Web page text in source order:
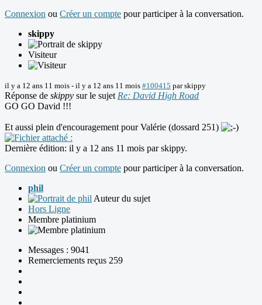
Connexion ou Créer un compte pour participer à la conversation.
skippy
Visiteur
il y a 12 ans 11 mois - il y a 12 ans 11 mois #100415 parskippy
Réponse de skippy sur le sujet Re: David High Road
GO GO David !!!
Et aussi plein d'encouragement pour Valérie (dossard 251)
Dernière édition: il y a 12 ans 11 mois parskippy.
Connexion ou Créer un compte pour participer à la conversation.
phil
Auteur du sujet
Hors Ligne
Membre platinium
Messages : 9041
Remerciements reçus 259